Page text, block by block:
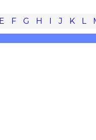
E F G H I J K L